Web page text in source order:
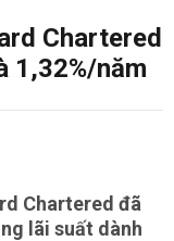
Chartered
1,32%/năm
Chartered đã
lãi suất dành